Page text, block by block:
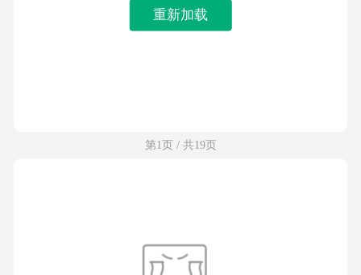
重新加载
第1页 / 共19页